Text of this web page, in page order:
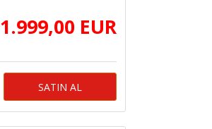
1.999,00 EUR
SATIN AL